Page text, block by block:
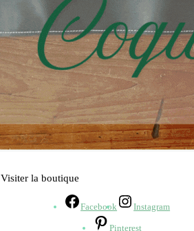
Visiter la boutique
Facebook Instagram
Pinterest